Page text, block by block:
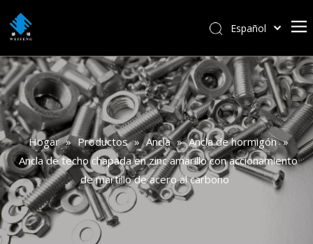
Español
हिन्दी
Italiano
Deutsch
Português
Pусский
Français
Hogar » Productos » Ancla » Ancla de hormigón »
Ancla de techo chapada en zinc amarillo con accionamiento
de martillo de acero al carbono